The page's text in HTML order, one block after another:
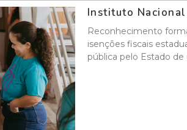
Instituto
Reconhecimento
isenções fiscais
pública pelo Estado